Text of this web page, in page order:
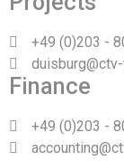
+49 (0)203 -
Finance
+49 (0)203 -